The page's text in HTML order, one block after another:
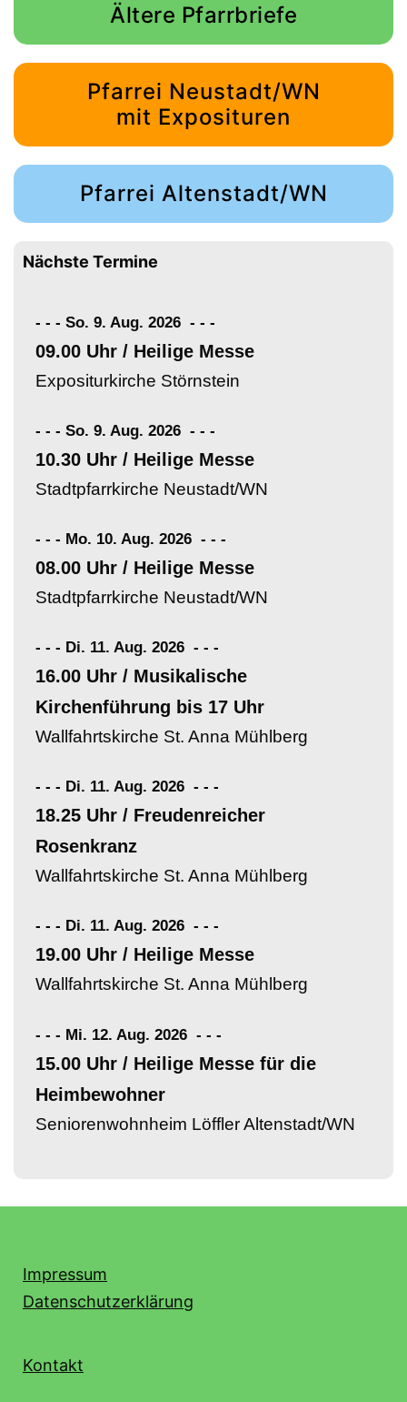
Ältere Pfarrbriefe
Pfarrei Neustadt/WN
mit Exposituren
Pfarrei Altenstadt/WN
Nächste Termine
- - - So. 9. Aug. 2026 - - -
09.00 Uhr / Heilige Messe
Expositurkirche Störnstein
- - - So. 9. Aug. 2026 - - -
10.30 Uhr / Heilige Messe
Stadtpfarrkirche Neustadt/WN
- - - Mo. 10. Aug. 2026 - - -
08.00 Uhr / Heilige Messe
Stadtpfarrkirche Neustadt/WN
- - - Di. 11. Aug. 2026 - - -
16.00 Uhr / Musikalische
Kirchenführung bis 17 Uhr
Wallfahrtskirche St. Anna Mühlberg
- - - Di. 11. Aug. 2026 - - -
18.25 Uhr / Freudenreicher
Rosenkranz
Wallfahrtskirche St. Anna Mühlberg
- - - Di. 11. Aug. 2026 - - -
19.00 Uhr / Heilige Messe
Wallfahrtskirche St. Anna Mühlberg
- - - Mi. 12. Aug. 2026 - - -
15.00 Uhr / Heilige Messe für die
Heimbewohner
Seniorenwohnheim Löffler Altenstadt/WN
Impressum
Datenschutzerklärung
Kontakt